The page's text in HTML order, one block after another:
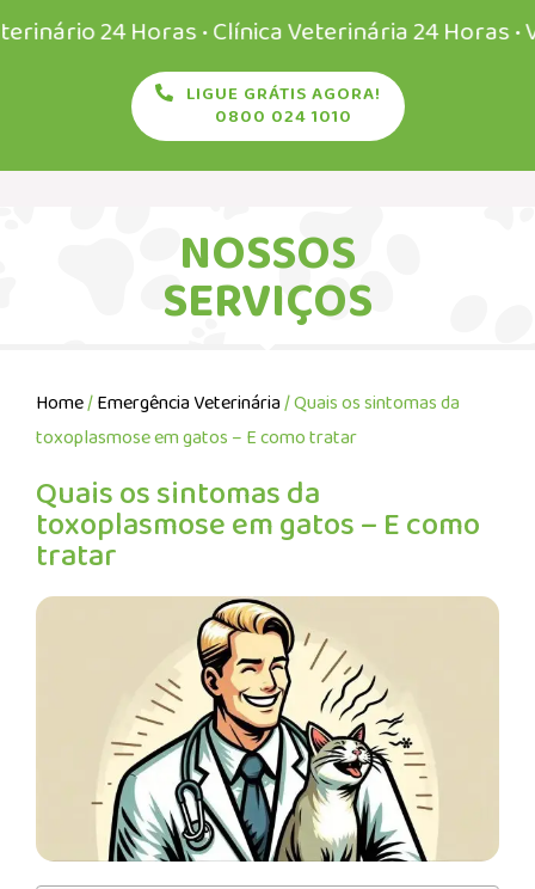
24 Horas • Clínica Veterinária 24 Horas •
LIGUE GRÁTIS AGORA!
0800 024 1010
NOSSOS
SERVIÇOS
Home/Emergência Veterinária/ Quais os sintomas da
toxoplasmose em gatos – E como tratar
Quais os sintomas da
toxoplasmose em gatos – E como
tratar